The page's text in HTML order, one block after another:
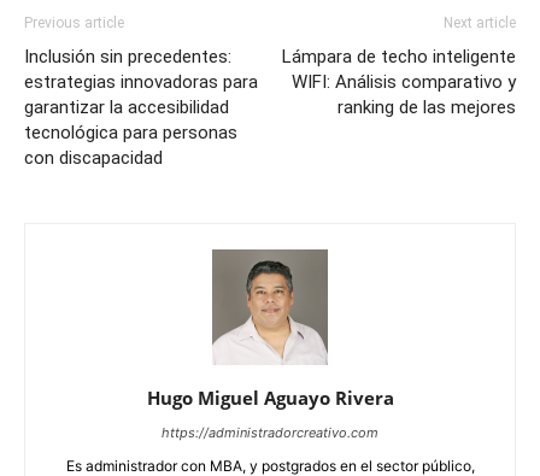
Previous article
Inclusión sin precedentes:
estrategias innovadoras para
garantizar la accesibilidad
tecnológica para personas
con discapacidad
Next article
Lámpara de techo inteligente
WIFI: Análisis comparativo y
ranking de las mejores
Hugo Miguel Aguayo Rivera
https://administradorcreativo.com
Es administrador con MBA, y postgrados en el sector público,